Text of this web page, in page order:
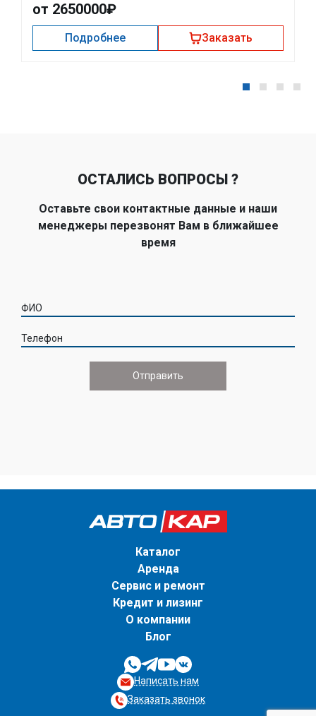
от 2650000₽
Подробнее Заказать
ОСТАЛИСЬ ВОПРОСЫ ?
Оставьте свои контактные данные и наши
менеджеры перезвонят Вам в ближайшее
время
ФИО
Телефон
Каталог
Аренда
Сервис и ремонт
Кредит и лизинг
О компании
Блог
Написать нам
Заказать звонок